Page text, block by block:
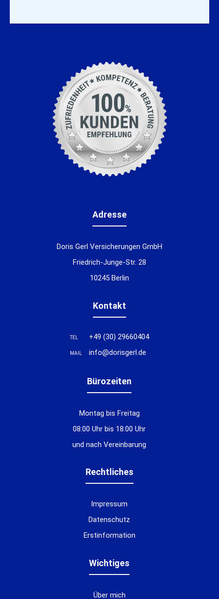
Adresse
Doris Gerl Versicherungen GmbH
Friedrich-Junge-Str. 28
10245 Berlin
Kontakt
TEL +49 (30) 29660404
MAIL info@dorisgerl.de
Bürozeiten
Montag bis Freitag
08:00 Uhr bis 18:00 Uhr
und nach Vereinbarung
Rechtliches
Impressum
Datenschutz
Erstinformation
Wichtiges
Über mich